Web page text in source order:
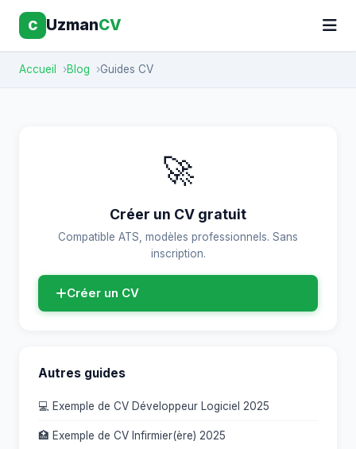
C UzmanCV
Accueil Blog Guides CV
🚀
Créer un CV gratuit
Compatible ATS, modèles professionnels. Sans
inscription.
Créer un CV
Autres guides
💻 Exemple de CV Développeur Logiciel 2025
🏥 Exemple de CV Infirmier(ère) 2025